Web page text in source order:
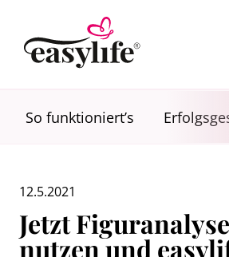
So funktioniert’s
12.5.2021
Jetzt
nutzen und